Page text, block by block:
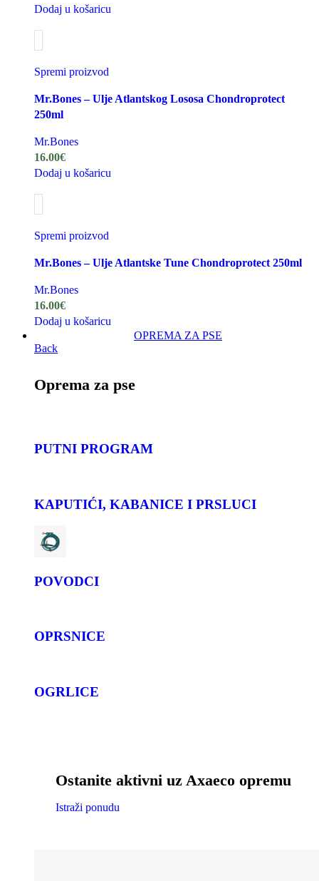
Dodaj u košaricu
Spremi proizvod
Mr.Bones – Ulje Atlantskog Lososa Chondroprotect
250ml
Mr.Bones
16.00€
Dodaj u košaricu
Spremi proizvod
Mr.Bones – Ulje Atlantske Tune Chondroprotect 250ml
Mr.Bones
16.00€
Dodaj u košaricu
OPREMA ZA PSE
Back
Oprema za pse
PUTNI PROGRAM
KAPUTIĆI, KABANICE I PRSLUCI
POVODCI
OPRSNICE
OGRLICE
Ostanite aktivni uz Axaeco opremu
Istraži ponudu